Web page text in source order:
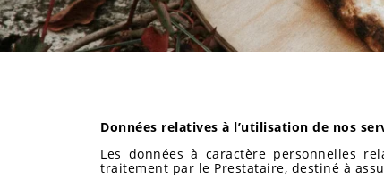
Données relatives à l’utilisation de nos
Les données à caractère personnelles
traitement par le Prestataire, destiné à